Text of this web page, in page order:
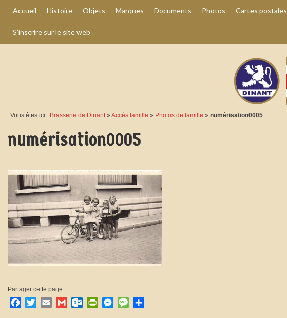
Accueil Histoire Objets Marques Documents Photos Cartes postales
S’inscrire sur le site web
Vous êtes ici : Brasserie de Dinant» Accès famille » Photos de famille » numérisation0005
numérisation0005
Partager cette page
Facebook
TwitterEmail GmailOutlook.com
PrintFriendly
Messenger
Message